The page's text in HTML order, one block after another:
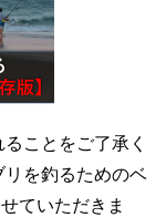
ことをご了承く
を釣るためのベ
ていただきま